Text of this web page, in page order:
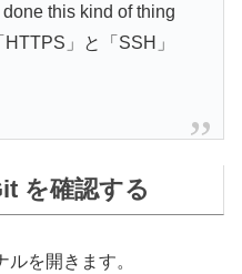
done this kind of thing
」と「SSH」
を確認する
を開きます。